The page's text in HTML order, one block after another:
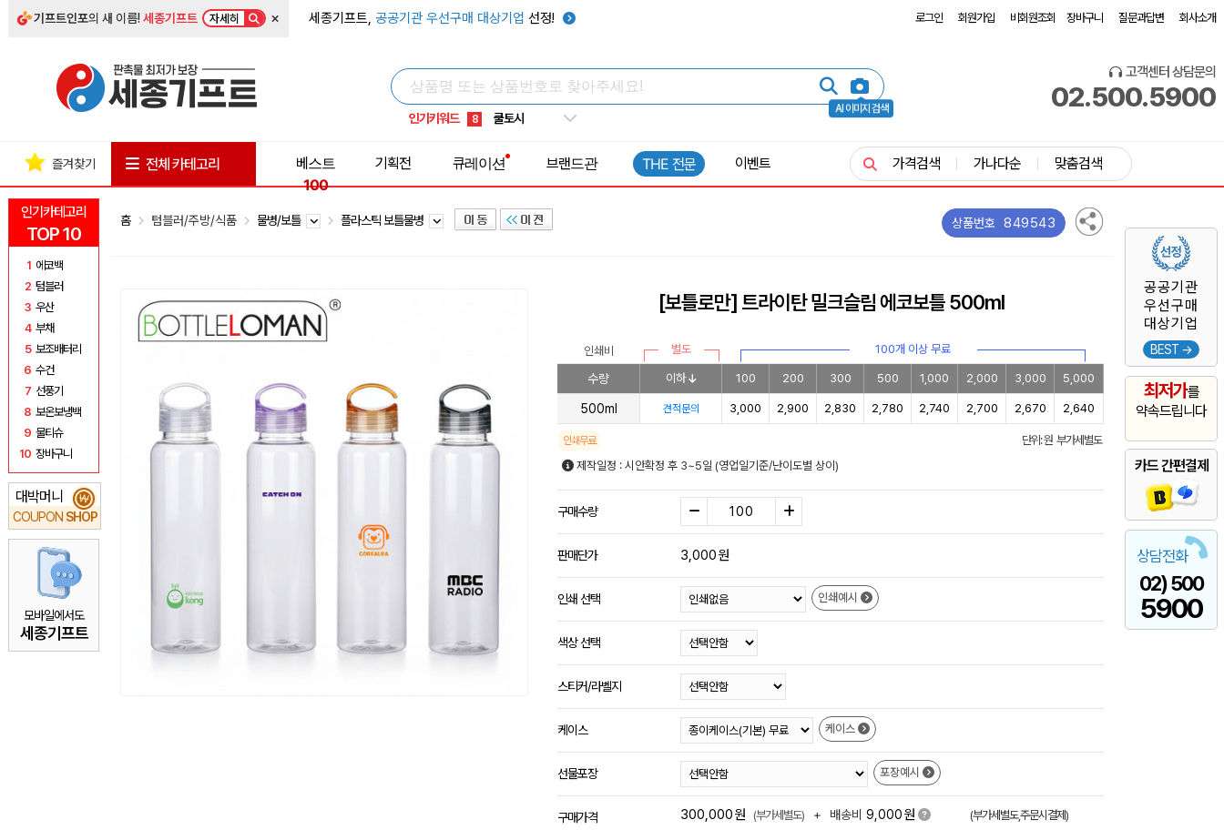
기프트인포의 새 이름!세종기프트 자세히 × 세종기프트, 공공기관 우선구매 대상기업 선정! 로그인 회원가입 비회원조회 장바구니 질문과답변 회사소개
AI 이미지 검색
인기키워드
5 키캡
8 쿨토시
9 넥쿨러
1 선풍기
고객센터 상담문의
02.500.5900
인기카테고리
TOP 10
1 에코백
2 텀블러
3 우산
4 부채
5 보조배터리
6 수건
7 선풍기
8 보온보냉백
9 물티슈
10 장바구니
대박머니
COUPON SHOP
₩
모바일에서도
세종기프트
공공기관
우선구매
대상기업
BEST →
최저가를
약속드립니다
카드 간편결제
상담전화
02) 500
5900
즐겨찾기 전체 카테고리
베스트
100
기획전 큐레이션 브랜드관 THE 전문 이벤트 가격검색 가나다순 맞춤검색
홈 텀블러/주방/식품 물병/보틀 플라스틱 보틀물병 상품번호 849543
[보틀로만] 트라이탄 밀크슬림 에코보틀 500ml
인쇄비 별도 100개 이상 무료
수량 이하 100 200 300 500 1,000 2,000 3,000 5,000
500ml 견적문의 3,000 2,900 2,830 2,780 2,740 2,700 2,670 2,640
인쇄무료
단위: 원 부가세별도
제작일정 : 시안확정 후 3~5일 (영업일기준/난이도별 상이)
구매수량
판매단가 3,000원
인쇄 선택 인쇄예시
색상 선택
스티커/라벨지
케이스 케이스
선물포장 포장예시
구매가격 300,000원 (부가세별도) + 배송비 9,000원 (부가세별도,주문시결제)